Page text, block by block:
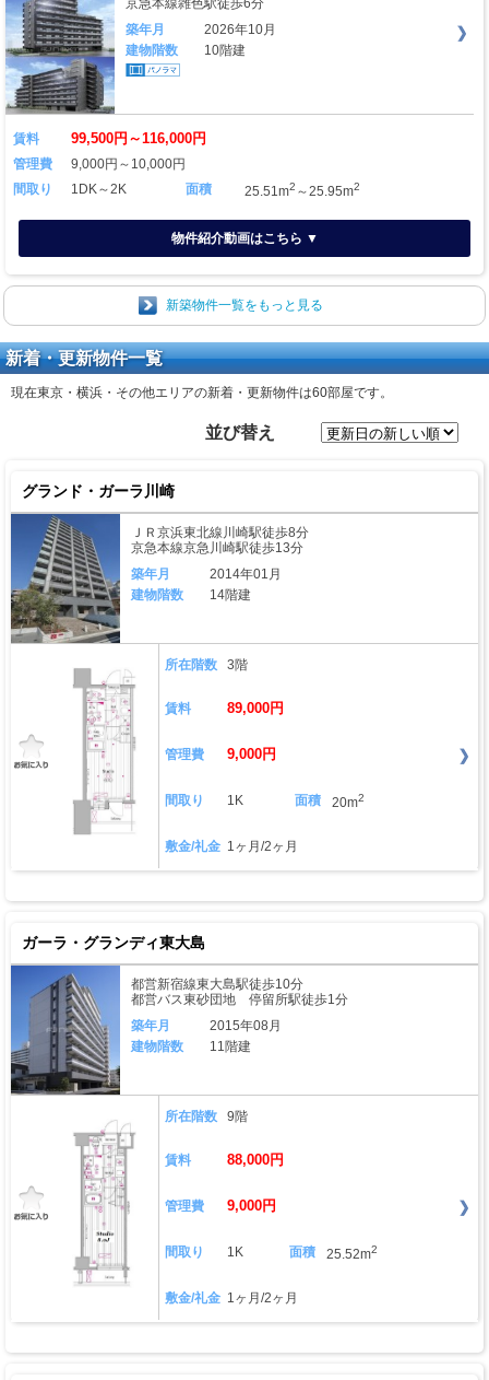
京急本線雑色駅徒歩6分
築年月
2026年10月
建物階数
10階建
賃料 99,500円～116,000円
管理費
9,000円～10,000円
間取り
1DK～2K 面積 25.51m2 ～25.95m2
物件紹介動画はこちら ▼
新築物件一覧をもっと見る
新着・更新物件一覧
現在東京・横浜・その他エリアの新着・更新物件は60部屋です。
並び替え
グランド・ガーラ川崎
ＪＲ京浜東北線川崎駅徒歩8分
京急本線京急川崎駅徒歩13分
築年月
2014年01月
建物階数
14階建
所在階数 3階
賃料 89,000円
管理費 9,000円
間取り 1K 面積 20m2
敷金/礼金 1ヶ月/2ヶ月
ガーラ・グランディ東大島
都営新宿線東大島駅徒歩10分
都営バス東砂団地 停留所駅徒歩1分
築年月
2015年08月
建物階数
11階建
所在階数 9階
賃料 88,000円
管理費 9,000円
間取り 1K 面積 25.52m2
敷金/礼金 1ヶ月/2ヶ月